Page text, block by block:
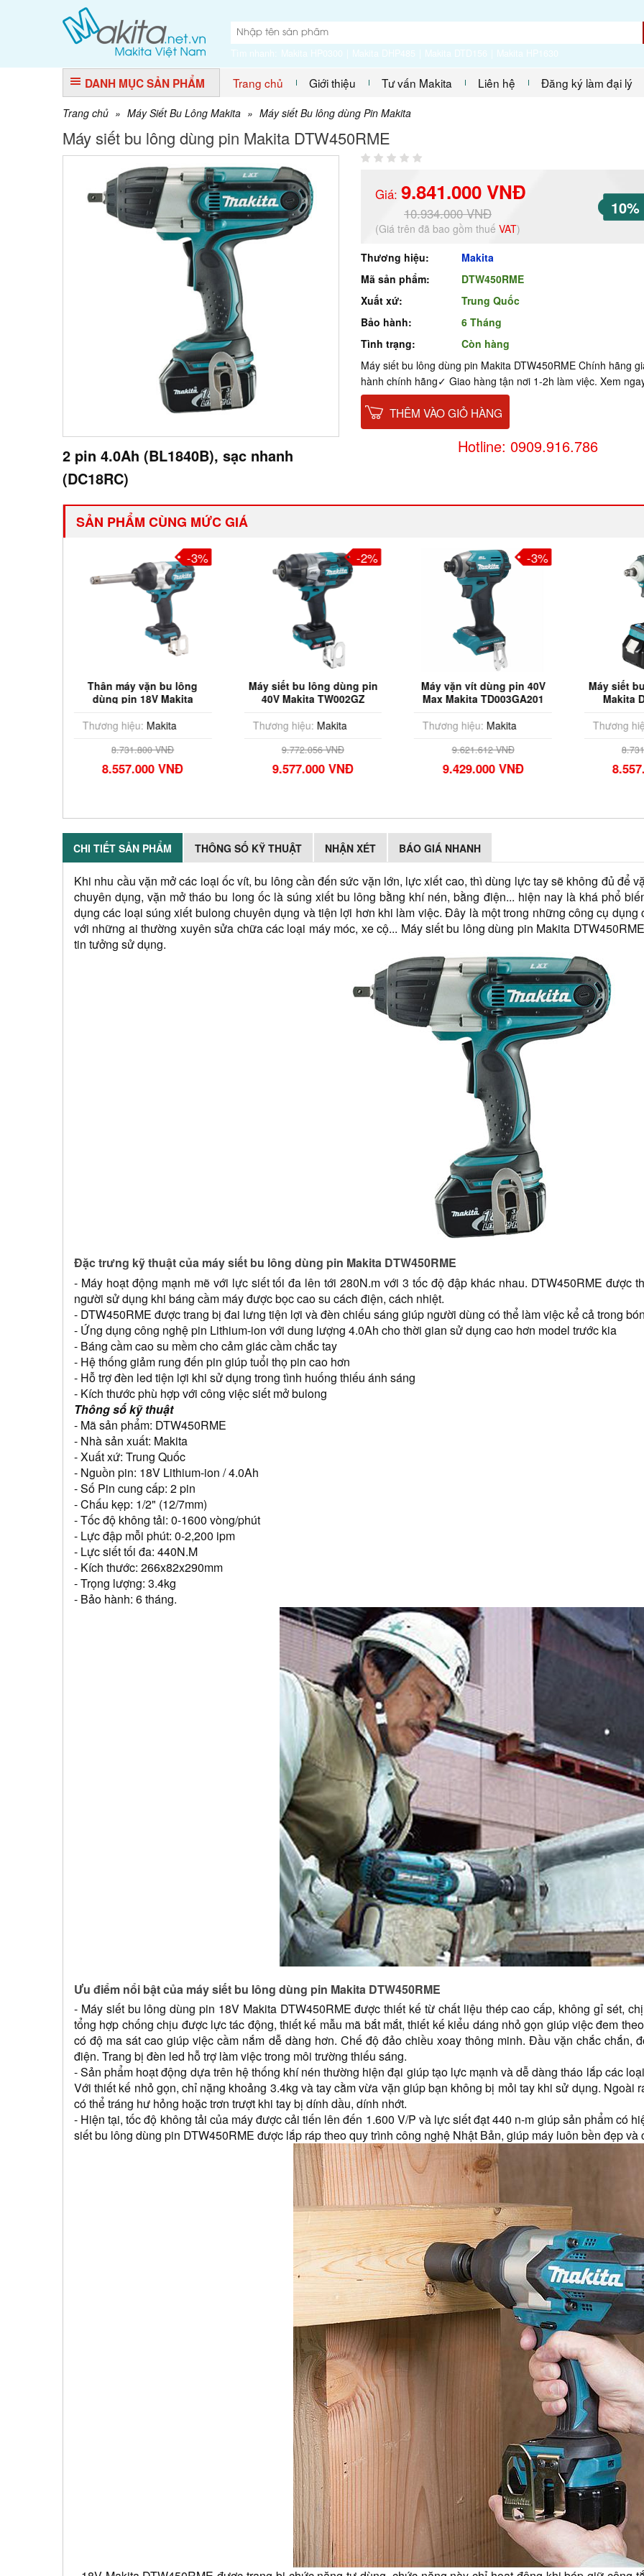
Tìm nhanh: Makita HP0300 Makita DHP485 Makita DTD156 Makita HP1630
DANH MỤC SẢN PHẨM Trang chủ Giới thiệu Tư vấn Makita Liên hệ Đăng ký làm đại lý
Trang chủ » Máy Siết Bu Lông Makita » Máy siết Bu lông dùng Pin Makita
Máy siết bu lông dùng pin Makita DTW450RME
2 pin 4.0Ah (BL1840B), sạc nhanh
(DC18RC)
Giá: 9.841.000 VNĐ
10.934.000 VNĐ 10%
(Giá trên đã bao gồm thuế VAT)
Thương hiệu:
Makita
Mã sản phẩm:
DTW450RME
Xuất xứ:
Trung Quốc
Bảo hành:
6 Tháng
Tình trạng:
Còn hàng
Máy siết bu lông dùng pin Makita DTW450RME Chính hãng
hành chính hãng✓ Giao hàng tận nơi 1-2h làm việc. Xem
THÊM VÀO GIỎ HÀNG
Hotline: 0909.916.786
SẢN PHẨM CÙNG MỨC GIÁ
Thân máy vặn bu lông
dùng pin 18V Makita
Thương hiệu: Makita
8.731.800 VNĐ
8.557.000 VNĐ
-3%
Máy siết bu lông dùng pin
40V Makita TW002GZ
Thương hiệu: Makita
9.772.056 VNĐ
9.577.000 VNĐ
-2%
Máy vặn vít dùng pin 40V
Max Makita TD003GA201
Thương hiệu: Makita
9.621.612 VNĐ
9.429.000 VNĐ
-3%
Máy siết
Makita
Thương
CHI TIẾT SẢN PHẨM THÔNG SỐ KỸ THUẬT NHẬN XÉT BÁO GIÁ NHANH
Khi nhu cầu vặn mở các loại ốc vít, bu lông cần đến sức vặn lớn, lực xiết cao, thì dùng lực tay sẽ không đủ để
chuyên dụng, vặn mở tháo bu long ốc là súng xiết bu lông bằng khí nén, bằng điện... hiện nay là khá phổ
dụng các loại súng xiết bulong chuyên dụng và tiện lợi hơn khi làm việc. Đây là một trong những công cụ
với những ai thường xuyên sửa chữa các loại máy móc, xe cộ... Máy siết bu lông dùng pin Makita
tin tưởng sử dụng.
Đặc trưng kỹ thuật của máy siết bu lông dùng pin Makita DTW450RME
- Máy hoạt động mạnh mẽ với lực siết tối đa lên tới 280N.m với 3 tốc độ đập khác nhau. DTW450RME được
người sử dụng khi báng cầm máy được bọc cao su cách điện, cách nhiệt.
- DTW450RME được trang bị đai lưng tiện lợi và đèn chiếu sáng giúp người dùng có thể làm việc kể cả trong
- Ứng dụng công nghệ pin Lithium-ion với dung lượng 4.0Ah cho thời gian sử dụng cao hơn model trước kia
- Báng cầm cao su mềm cho cảm giác cầm chắc tay
- Hệ thống giảm rung đến pin giúp tuổi thọ pin cao hơn
- Hỗ trợ đèn led tiện lợi khi sử dụng trong tình huống thiếu ánh sáng
- Kích thước phù hợp với công việc siết mở bulong
Thông số kỹ thuật
- Mã sản phẩm: DTW450RME
- Nhà sản xuất: Makita
- Xuất xứ: Trung Quốc
- Nguồn pin: 18V Lithium-ion / 4.0Ah
- Số Pin cung cấp: 2 pin
- Chấu kẹp: 1/2" (12/7mm)
- Tốc độ không tải: 0-1600 vòng/phút
- Lực đập mỗi phút: 0-2,200 ipm
- Lực siết tối đa: 440N.M
- Kích thước: 266x82x290mm
- Trọng lượng: 3.4kg
- Bảo hành: 6 tháng.
Ưu điểm nổi bật của máy siết bu lông dùng pin Makita DTW450RME
- Máy siết bu lông dùng pin 18V Makita DTW450RME được thiết kế từ chất liệu thép cao cấp, không gỉ sét,
tổng hợp chống chịu được lực tác động, thiết kế mẫu mã bắt mắt, thiết kế kiểu dáng nhỏ gọn giúp việc đem
có độ ma sát cao giúp việc cầm nắm dễ dàng hơn. Chế độ đảo chiều xoay thông minh. Đầu vặn chắc chắn,
điện. Trang bị đèn led hỗ trợ làm việc trong môi trường thiếu sáng.
- Sản phẩm hoạt động dựa trên hệ thống khí nén thường hiện đại giúp tạo lực mạnh và dễ dàng tháo lắp các
Với thiết kế nhỏ gọn, chỉ nặng khoảng 3.4kg và tay cằm vừa vặn giúp bạn không bị mỏi tay khi sử dụng. Ngoài
có thể tráng hư hỏng hoặc trơn trượt khi tay bị dính dầu, dính nhớt.
- Hiện tại, tốc độ không tải của máy được cải tiến lên đến 1.600 V/P và lực siết đạt 440 n-m giúp sản phẩm có
siết bu lông dùng pin DTW450RME được lắp ráp theo quy trình công nghệ Nhật Bản, giúp máy luôn bền đẹp và